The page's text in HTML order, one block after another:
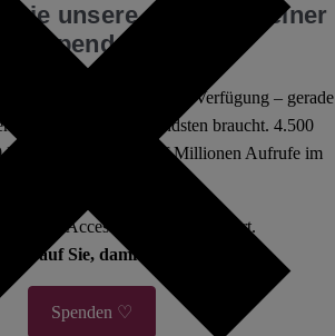
Sie unsere Arbeit mit einer
Spende
Analysen frei zur Verfügung – gerade
sie am dringendsten braucht. 4.500
Beiträge. Mehr als fünf Millionen Aufrufe im
Open Access. Spendenfinanziert.
auf Sie, damit es so bleibt.
Spenden ♡